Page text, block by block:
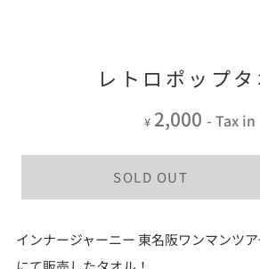
レトロポップタ
¥ 2,000 - Tax in
SOLD OUT
インナージャーニー 東名阪ワンマンツア